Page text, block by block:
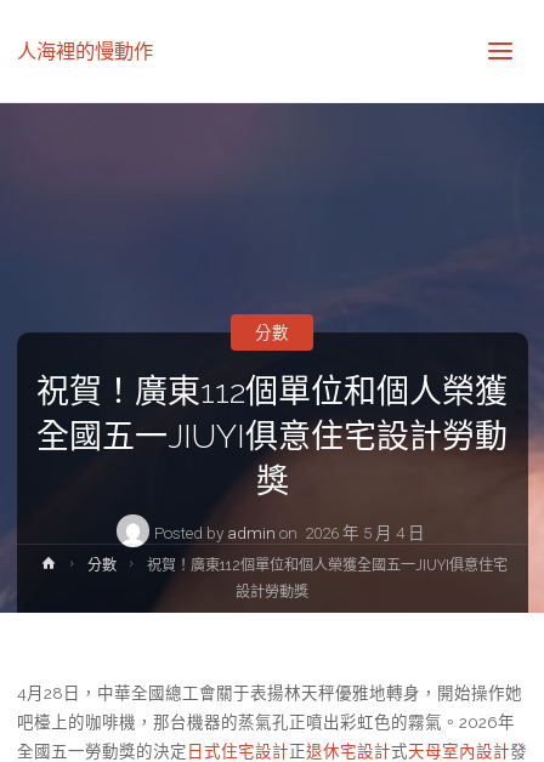
人海裡的慢動作
祝賀！廣東112個單位和個人榮獲
全國五一JIUYI俱意住宅設計勞動
獎
Posted by admin on 2026 年 5 月 4 日
分數
Home分數
祝賀！廣東112個單位和個人榮獲全國五一JIUYI俱意住宅
設計勞動獎
4月28日，中華全國總工會關于表揚林天秤優雅地轉身，開始操作她
吧檯上的咖啡機，那台機器的蒸氣孔正噴出彩虹色的霧氣。2026年
全國五一勞動獎的決定 日式住宅設計正退休宅設計式天母室內設計發